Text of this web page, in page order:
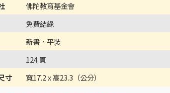
佛陀教育基金會
費結緣
新書．平裝
124 頁
寸寬17.2 x 高23.3（公分）